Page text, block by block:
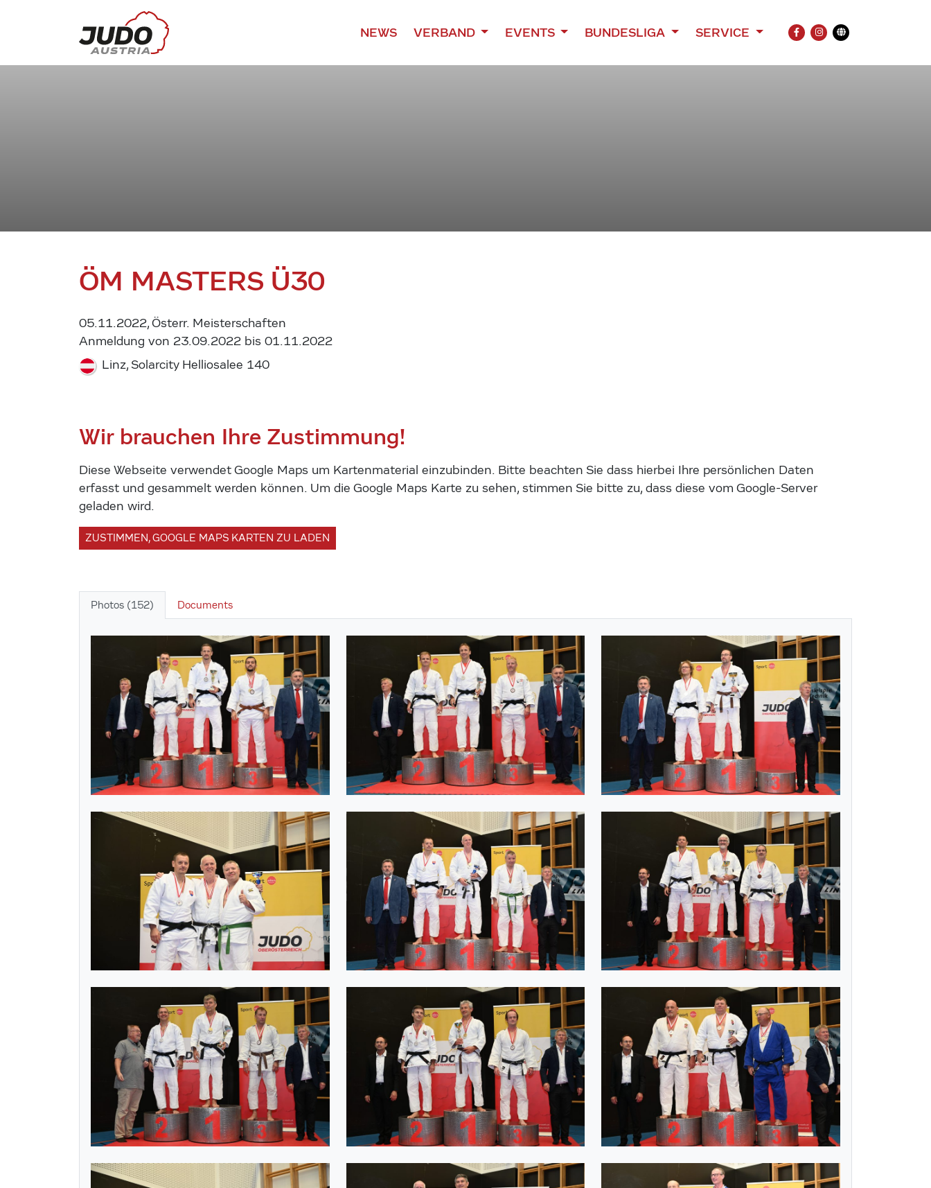
NEWS VERBAND EVENTS BUNDESLIGA SERVICE
FACEBOOK
INSTAGRAM
Übersetzung
ÖM MASTERS Ü30
05.11.2022, Österr. Meisterschaften
Anmeldung von 23.09.2022 bis 01.11.2022
Linz, Solarcity Helliosalee 140
Wir brauchen Ihre Zustimmung!
Diese Webseite verwendet Google Maps um Kartenmaterial einzubinden. Bitte beachten Sie dass hierbei Ihre persönlichen Daten
erfasst und gesammelt werden können. Um die Google Maps Karte zu sehen, stimmen Sie bitte zu, dass diese vom Google-Server
geladen wird.
ZUSTIMMEN, GOOGLE MAPS KARTEN ZU LADEN
Photos (152) Documents